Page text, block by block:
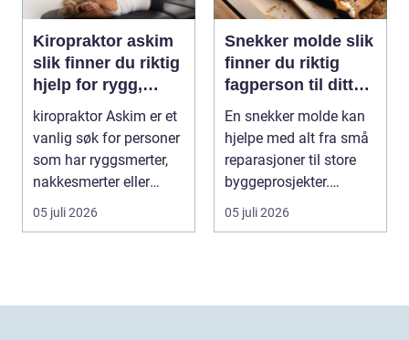
Kiropraktor askim
slik finner du riktig
hjelp for rygg,
nakke og ledd
kiropraktor Askim er et
vanlig søk for personer
som har ryggsmerter,
nakkesmerter eller
andre muskel...
05 juli 2026
Snekker molde slik
finner du riktig
fagperson til ditt
prosjekt
En snekker molde kan
hjelpe med alt fra små
reparasjoner til store
byggeprosjekter.
Mange trenger hj...
05 juli 2026